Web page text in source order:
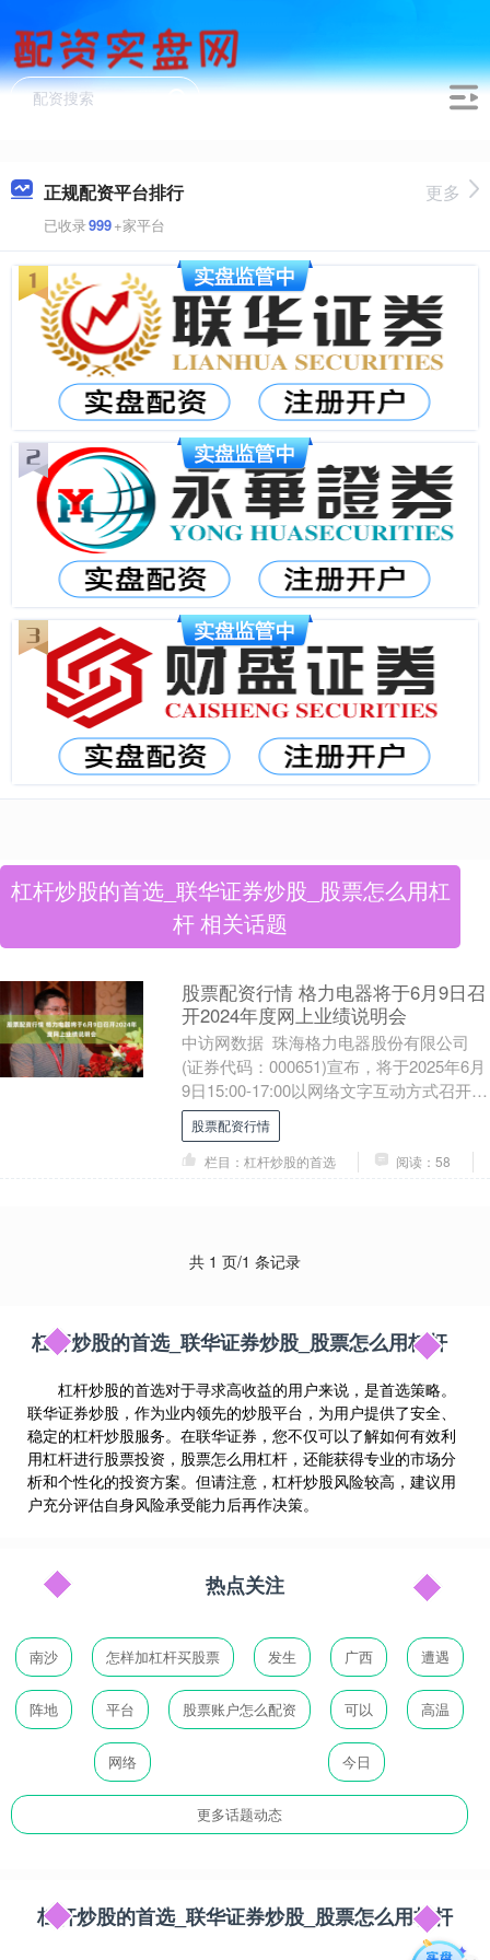
正规配资平台排行
已收录999+家平台
更多
杠杆炒股的首选_联华证券炒股_股票怎么用杠
杆 相关话题
股票配资行情 格力电器将于6月9日召
开2024年度网上业绩说明会
中访网数据 珠海格力电器股份有限公司
(证券代码：000651)宣布，将于2025年6月
9日15:00-17:00以网络文字互动方式召开
2024年度业绩说明会。....
股票配资行情
栏目：杠杆炒股的首选
阅读：58
共 1 页/1 条记录
杠杆炒股的首选_联华证券炒股_股票怎么用杠杆
杠杆炒股的首选对于寻求高收益的用户来说，是首选策略。
联华证券炒股，作为业内领先的炒股平台，为用户提供了安全、
稳定的杠杆炒股服务。在联华证券，您不仅可以了解如何有效利
用杠杆进行股票投资，股票怎么用杠杆，还能获得专业的市场分
析和个性化的投资方案。但请注意，杠杆炒股风险较高，建议用
户充分评估自身风险承受能力后再作决策。
热点关注
南沙 怎样加杠杆买股票 发生 广西 遭遇
阵地 平台 股票账户怎么配资 可以 高温
网络 今日
更多话题动态
杠杆炒股的首选_联华证券炒股_股票怎么用杠杆